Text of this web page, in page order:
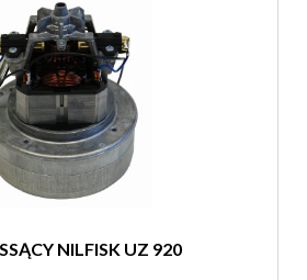
NILFISK UZ 920